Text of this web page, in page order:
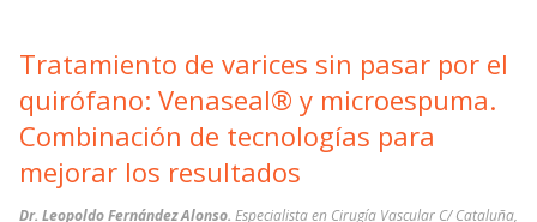
Tratamiento de varices sin pasar por el
quirófano: Venaseal® y microespuma.
Combinación de tecnologías para
mejorar los resultados
Dr. Leopoldo Fernández Alonso. Especialista en Cirugía Vascular C/ Cataluña,